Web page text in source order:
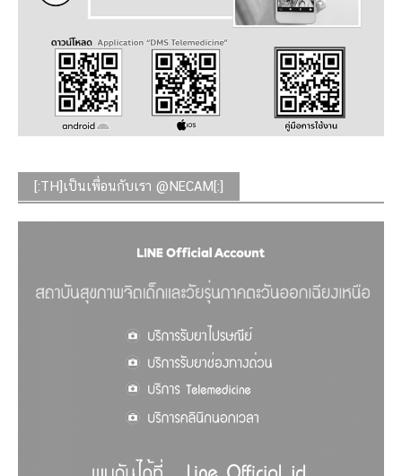
[:TH]เป็นเพื่อนกับเรา @NECAM[:]